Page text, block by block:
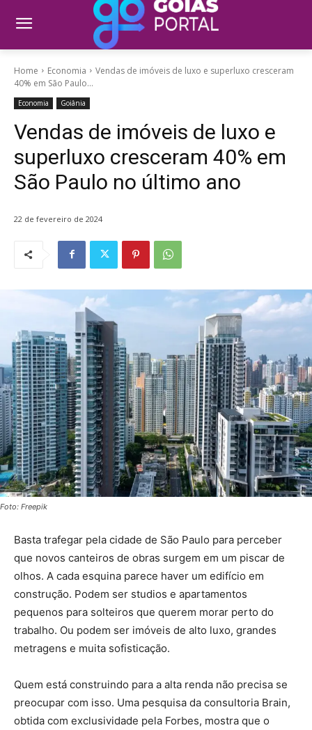
Home Economia
Vendas de imóveis de luxo e superluxo cresceram
40% em São Paulo...
Economia Goiânia
Vendas de imóveis de luxo e
superluxo cresceram 40% em
São Paulo no último ano
22 de fevereiro de 2024
Foto: Freepik
Basta trafegar pela cidade de São Paulo para perceber
que novos canteiros de obras surgem em um piscar de
olhos. A cada esquina parece haver um edifício em
construção. Podem ser studios e apartamentos
pequenos para solteiros que querem morar perto do
trabalho. Ou podem ser imóveis de alto luxo, grandes
metragens e muita sofisticação.
Quem está construindo para a alta renda não precisa se
preocupar com isso. Uma pesquisa da consultoria Brain,
obtida com exclusividade pela Forbes, mostra que o